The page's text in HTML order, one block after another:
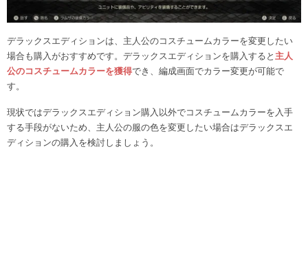
デラックスエディションは、主人公のコスチュームカラーを変更したい
場合も購入がおすすめです。デラックスエディションを購入すると 主人
公のコスチュームカラーを獲得でき、編成画面でカラー変更が可能で
す。
現状ではデラックスエディション購入以外でコスチュームカラーを入手
する手段がないため、主人公の服の色を変更したい場合はデラックスエ
ディションの購入を検討しましょう。